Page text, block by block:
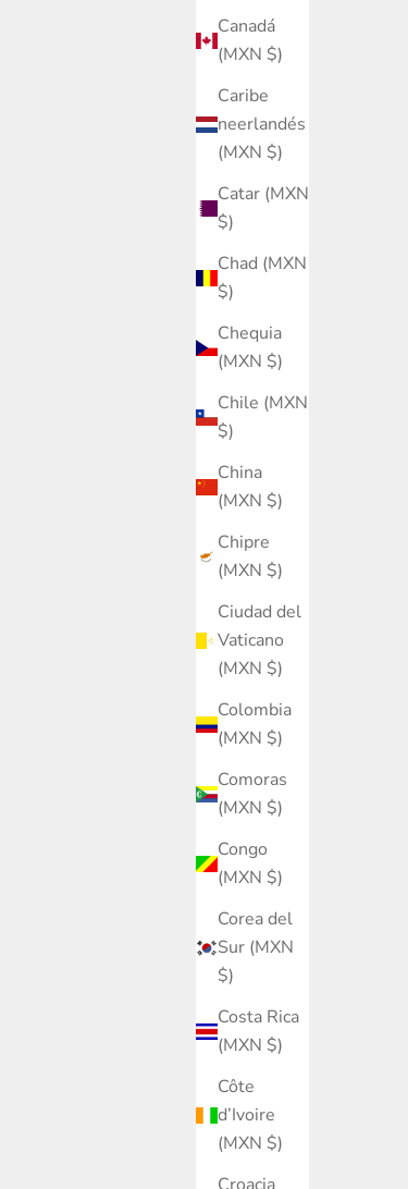
Canadá
(MXN $)
Caribe
neerlandés
(MXN $)
Catar (MXN
$)
Chad (MXN
$)
Chequia
(MXN $)
Chile (MXN
$)
China
(MXN $)
Chipre
(MXN $)
Ciudad del
Vaticano
(MXN $)
Colombia
(MXN $)
Comoras
(MXN $)
Congo
(MXN $)
Corea del
Sur (MXN
$)
Costa Rica
(MXN $)
Côte
d’Ivoire
(MXN $)